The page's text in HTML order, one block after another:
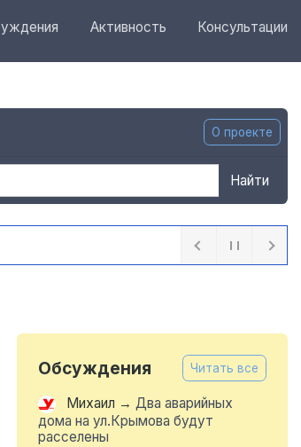
Активность Консультации
О проекте
Найти
Обсуждения Читать все
Михаил → Два аварийных
дома на ул.Крымова будут
расселены